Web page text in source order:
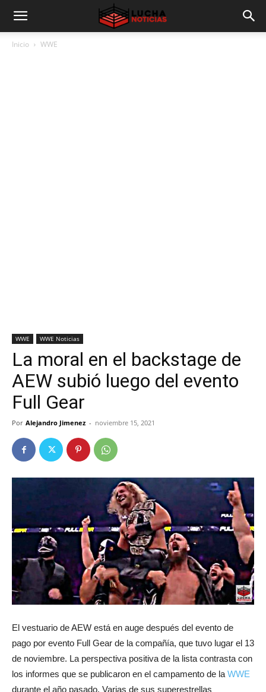
Inicio WWE
WWE WWE Noticias
La moral en el backstage de
AEW subió luego del evento
Full Gear
Por Alejandro Jimenez - noviembre 15, 2021
El vestuario de AEW está en auge después del evento de
pago por evento Full Gear de la compañía, que tuvo lugar el 13
de noviembre. La perspectiva positiva de la lista contrasta con
los informes que se publicaron en el campamento de la WWE
durante el año pasado. Varias de sus superestrellas